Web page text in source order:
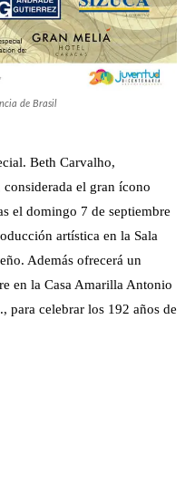
de Brasil
Beth Carvalho,
el gran ícono
el domingo 7 de septiembre
artística en la Sala
Además ofrecerá un
en la Casa Amarilla Antonio
para celebrar los 192 años de